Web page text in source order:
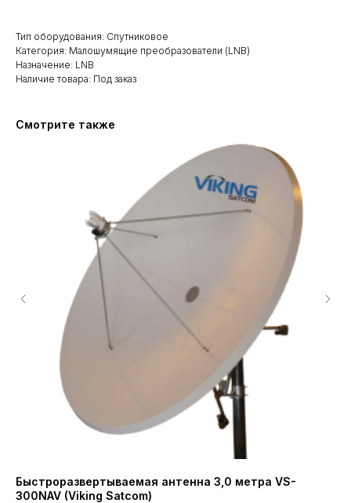
Тип оборудования: Спутниковое
Категория: Малошумящие преобразователи (LNB)
Назначение: LNB
Наличие товара: Под заказ
Смотрите также
Быстроразвертываемая антенна 3,0 метра VS-
300NAV (Viking Satcom)